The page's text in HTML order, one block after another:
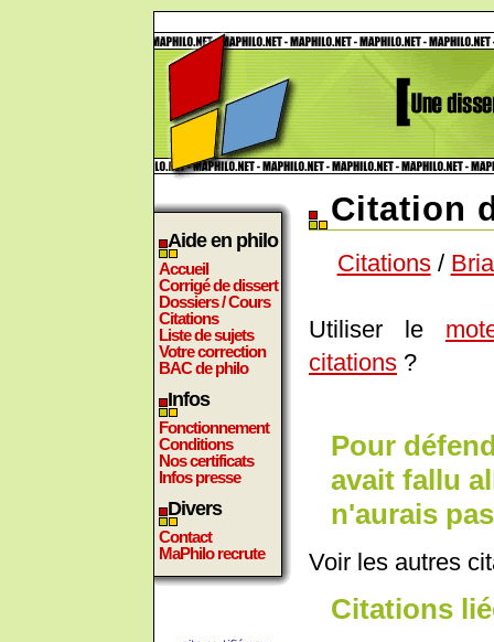
Aide en philo
Accueil
Corrigé de dissert
Dossiers / Cours
Citations
Liste de sujets
Votre correction
BAC de philo
Infos
Fonctionnement
Conditions
Nos certificats
Infos presse
Divers
Contact
MaPhilo recrute
Citation
Citations/
Utiliser le
citations ?
Pour
avait fallu
n'aurais
Voir les autres
Citations